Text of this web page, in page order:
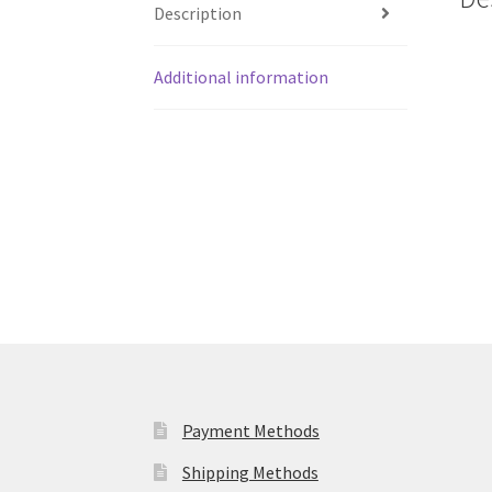
Description
Additional information
Payment Methods
Shipping Methods